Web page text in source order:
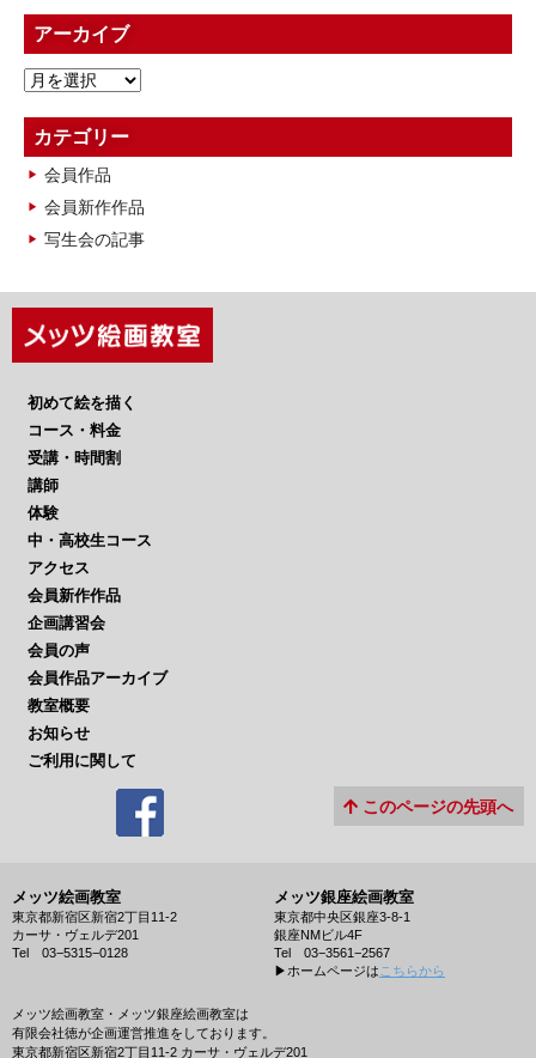
アーカイブ
ア
カ
イ
ブ
カテゴリー
会員作品
会員新作作品
写生会の記事
初めて絵を描く
コース・料金
受講・時間割
講師
体験
中・高校生コース
アクセス
会員新作作品
企画講習会
会員の声
会員作品アーカイブ
教室概要
お知らせ
ご利用に関して
このページの先頭へ
メッツ絵画教室
東京都新宿区新宿2丁目11-2
カーサ・ヴェルデ201
Tel 03−5315−0128
メッツ銀座絵画教室
東京都中央区銀座3-8-1
銀座NMビル4F
Tel 03−3561−2567
▶︎ホームページは こちらから
メッツ絵画教室・メッツ銀座絵画教室は
有限会社徳が企画運営推進をしております。
東京都新宿区新宿2丁目11-2 カーサ・ヴェルデ201